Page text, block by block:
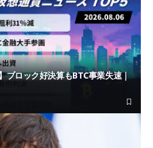
ブロック好決算もBTC事業失速｜